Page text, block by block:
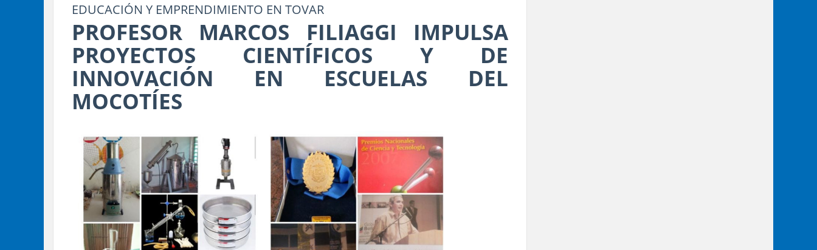
EDUCACIÓN Y EMPRENDIMIENTO EN TOVAR
PROFESOR MARCOS FILIAGGI IMPULSA
PROYECTOS CIENTÍFICOS Y DE
INNOVACIÓN EN ESCUELAS DEL
MOCOTÍES